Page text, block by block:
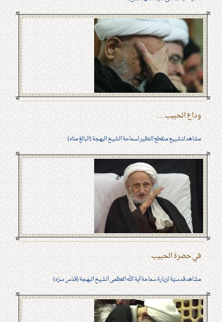
وداع الحبيب ...
مشاهد لتشييع منقطع النظير لسماحة الشيخ البهجة (البالغ مناه)
في حضرة الحبيب
مشاهد قدسيّة لزيارة سماحة آية الله العظمى الشيخ البهجة (قدّس سرّه)